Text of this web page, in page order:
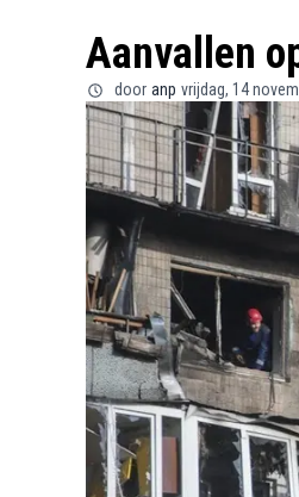
Aanvallen
door anp vrijdag, 14